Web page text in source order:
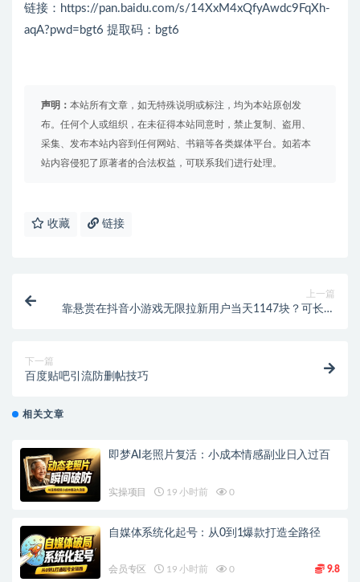
链接：https://pan.baidu.com/s/14XxM4xQfyAwdc9FqXh-
aqA?pwd=bgt6 提取码：bgt6
声明： 本站所有文章，如无特殊说明或标注，均为本站原创发
布。任何个人或组织，在未征得本站同意时，禁止复制、盗用、
采集、发布本站内容到任何网站、书籍等各类媒体平台。如若本
站内容侵犯了原著者的合法权益，可联系我们进行处理。
收藏 链接
上一篇
靠悬赏在抖音小游戏无限拉新用户当天1147块？可长期
下一篇
百度贴吧引流防删帖技巧
相关文章
即梦AI老照片复活：小成本情感副业日入过百
实操项目 19 小时前 0
自媒体系统化起号：从0到1爆款打造全路径
会员专区 19 小时前 0 9.8